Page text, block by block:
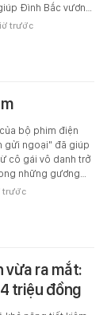
Đình Bắc vươn…
trước
bộ phim điện
gửi ngoại" đã giúp
cô gái vô danh trở
những gương…
trước
vừa ra mắt:
triệu đồng